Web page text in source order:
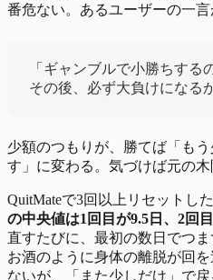
番危ない。あるユーザーの一言
「ギャンブルで小勝ちする
その後、必ず大負けになる
少額のつもりが、勝てば「も
す」に変わる。気づけば元の木
QuitMateで3回以上リセットし
の中央値は1回目が9.5日、2回
直すたびに、最初の数日でつ
お酒のように身体の離脱が回
ないが、「また少しだけ」で